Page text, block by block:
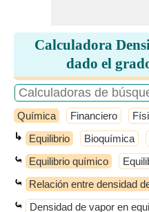
Calculadora
dado el
Química Financiero
↳ Equilibrio Bioquímica
⤿ Equilibrio químico
⤿ Relación entre densidad
⤿ Densidad de vapor en